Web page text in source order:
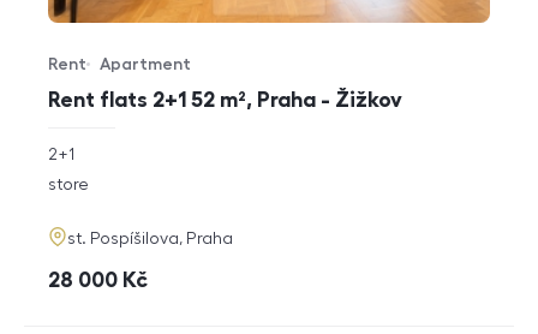
Rent flats 2+1 52 m², Praha - Žižkov
Offer type
Rent
Property type
Apartment
rozměry
2+1
funkce
store
adresa
st. Pospíšilova, Praha
cena
28 000 Kč